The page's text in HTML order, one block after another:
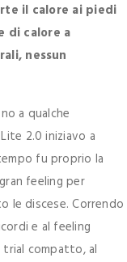
il calore ai piedi
di calore a
nessun
a qualche
2.0 iniziavo a
fu proprio la
feeling per
le discese. Correndo
e al feeling
compatto, al